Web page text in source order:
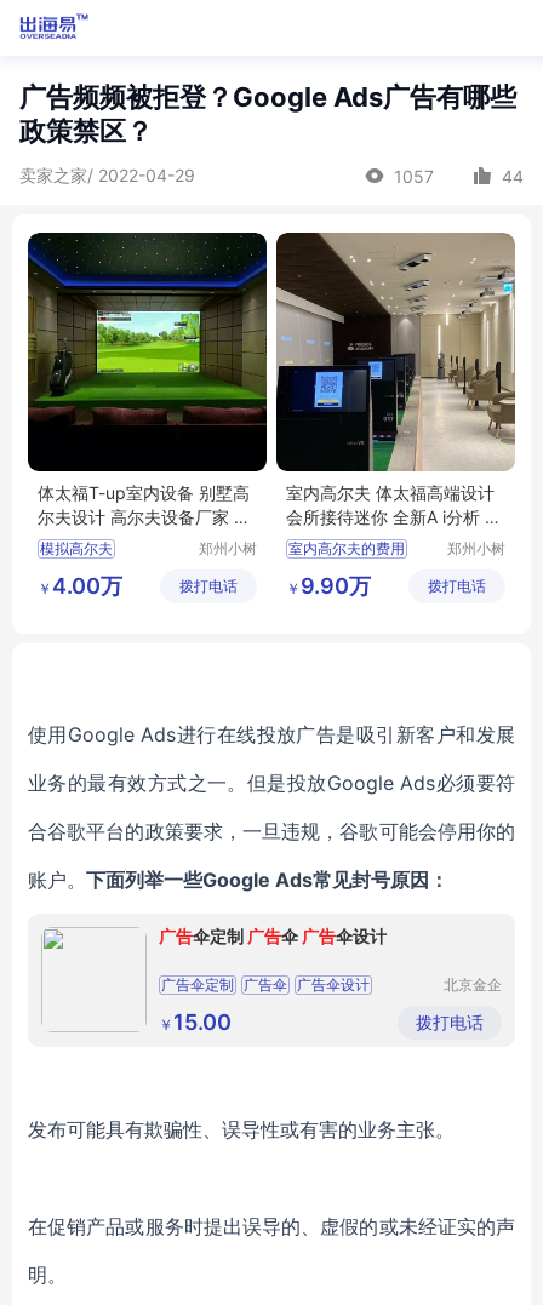
广告频频被拒登？Google Ads广告有哪些
政策禁区？
卖家之家/ 2022-04-29 1057 44
体太福T-up室内设备 别墅高
尔夫设计 高尔夫设备厂家 小
树体育科技
模拟高尔夫
会会所高尔夫设计
郑州小树
有限公司
￥ 4.00万 拨打电话
室内高尔夫 体太福高端设计
会所接待迷你 全新A i分析 4
K技术指导
室内高尔夫的费用
高尔夫高尔夫模拟器室内
郑州小树
有限公司
￥ 9.90万 拨打电话
使用Google Ads进行在线投放广告是吸引新客户和发展
业务的最有效方式之一。但是投放Google Ads必须要符
合谷歌平台的政策要求，一旦违规，谷歌可能会停用你的
账户。 下面列举一些Google Ads常见封号原因：
广告伞定制 广告伞 广告伞设计
广告伞定制 广告伞 广告伞设计
北京金企
有限公司
￥ 15.00 拨打电话
发布可能具有欺骗性、误导性或有害的业务主张。
在促销产品或服务时提出误导的、虚假的或未经证实的声
明。